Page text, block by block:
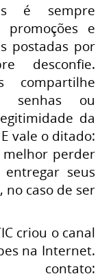
é sempre
promoções e
postadas por
desconfie.
compartilhe
senhas ou
da
vale o ditado:
melhor perder
seus
caso de ser
criou o canal
na Internet.